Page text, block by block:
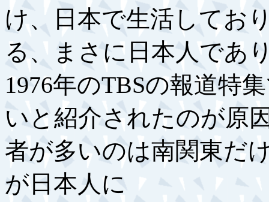
け、日本で生活してお
る、まさに日本人であ
1976年のTBSの報道特
いと紹介されたのが原
者が多いのは南関東だ
が日本人に